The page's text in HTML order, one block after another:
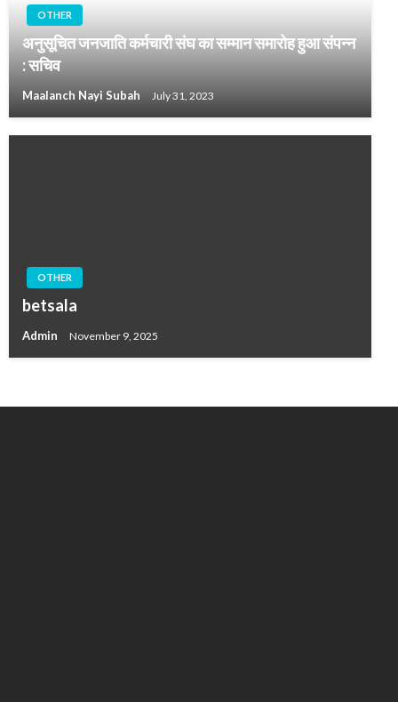
OTHER
अनुसूचित जनजाति कर्मचारी संघ का सम्मान समारोह हुआ संपन्न
: सचिव
Maalanch Nayi Subah July 31, 2023
OTHER
betsala
Admin November 9, 2025